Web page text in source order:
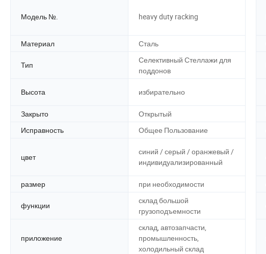
Модель №. heavy duty racking
Материал
Сталь
Тип
Селективный Стеллажи для
поддонов
Высота избирательно
Закрыто
Открытый
Исправность
Общее Пользование
цвет
синий / серый / оранжевый /
индивидуализированный
размер
при необходимости
функции
склад большой
грузоподъемности
приложение
склад, автозапчасти,
промышленность,
холодильный склад